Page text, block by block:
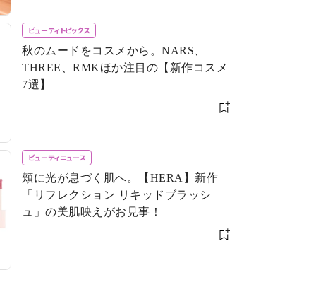
ビューティトピックス
秋のムードをコスメから。NARS、
THREE、RMKほか注目の【新作コスメ
7選】
ビューティニュース
頬に光が息づく肌へ。【HERA】新作
「リフレクション リキッドブラッシ
ュ」の美肌映えがお見事！